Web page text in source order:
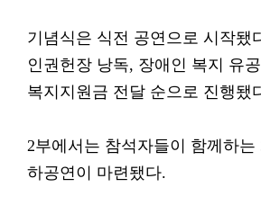
기념식은 식전 공연으로 시작됐
인권헌장 낭독, 장애인 복지 유
복지지원금 전달 순으로 진행됐
2부에서는 참석자들이 함께하는
하공연이 마련됐다.